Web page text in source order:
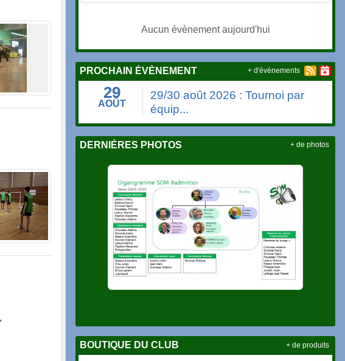
Aucun évènement aujourd'hui
PROCHAIN ÉVÈNEMENT
29
AOÛT
29/30 août 2026 : Tournoi par
équip...
+ d'évènements
DERNIÈRES PHOTOS + de photos
BOUTIQUE DU CLUB + de produits